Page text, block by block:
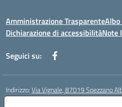
Amministrazione Trasparente
Dichiarazione di accessibilitàNote
Seguici su:
Indirizzo:Via Vignale, 87019 Spezzano
Centralino: